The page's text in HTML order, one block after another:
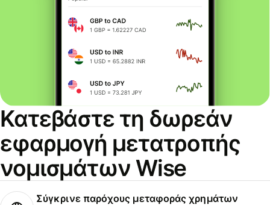
Κατεβάστε τη δωρεάν
εφαρμογή μετατροπής
νομισμάτων Wise
Σύγκρινε παρόχους μεταφοράς χρημάτων